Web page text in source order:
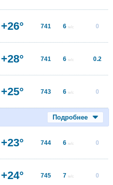
+26° 741 6 м/с 0
+28° 741 6 м/с 0.2
+25° 743 6 м/с 0
Подробнее
+23° 744 6 м/с 0
+24° 745 7 м/с 0